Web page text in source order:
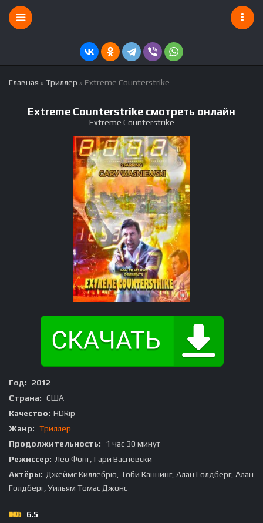
Главная »Триллер » Extreme Counterstrike
Extreme Counterstrike смотреть онлайн
Extreme Counterstrike
Год:
2012
Страна: США
Качество: HDRip
Жанр: Триллер
Продолжительность:
1 час 30 минут
Режиссер: Лео Фонг, Гари Васневски
Актёры: Джеймс Киллебрю, Тоби Каннинг, Алан Голдберг, Алан
Голдберг, Уильям Томас Джонс
6.5